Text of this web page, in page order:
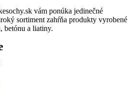
vám ponúka jedinečné
sortiment zahŕňa produkty vyrobené
betónu a liatiny.